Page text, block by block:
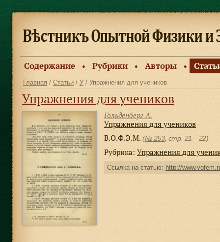
Содержание ● Рубрики ● Авторы ●
Главная / Статьи / У / Упражнения для учеников
Упражнения для учеников
Гольденберг А.
Упражнения для учеников
В.О.Ф.Э.М. (№ 253, стр. 21—22)
Рубрика: Упражнения для
Ссылка на статью: http://